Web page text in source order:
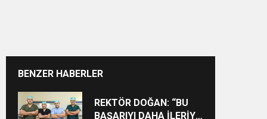
BENZER HABERLER
REKTÖR DOĞAN: “BU
BAŞARIYI DAHA İLERİYE